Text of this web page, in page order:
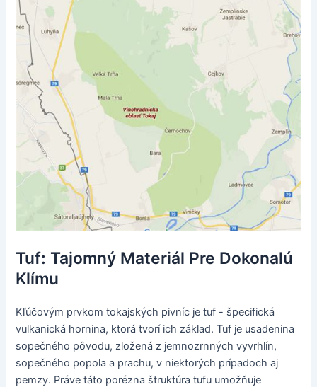
Tuf: Tajomný Materiál Pre Dokonalú
Klímu
Kľúčovým prvkom tokajských pivníc je tuf - špecifická
vulkanická hornina, ktorá tvorí ich základ. Tuf je usadenina
sopečného pôvodu, zložená z jemnozrnných vyvrhlín,
sopečného popola a prachu, v niektorých prípadoch aj
pemzy. Práve táto porézna štruktúra tufu umožňuje